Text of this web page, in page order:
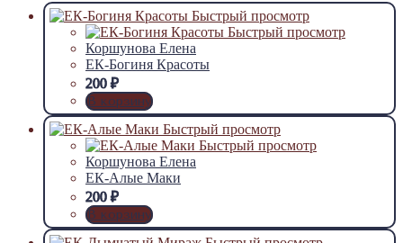
Быстрый просмотр
Быстрый просмотр
Коршунова Елена
ЕК-Богиня Красоты
200₽
В корзину
Быстрый просмотр
Быстрый просмотр
Коршунова Елена
ЕК-Алые Маки
200₽
В корзину